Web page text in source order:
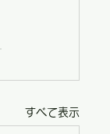
すべて表示